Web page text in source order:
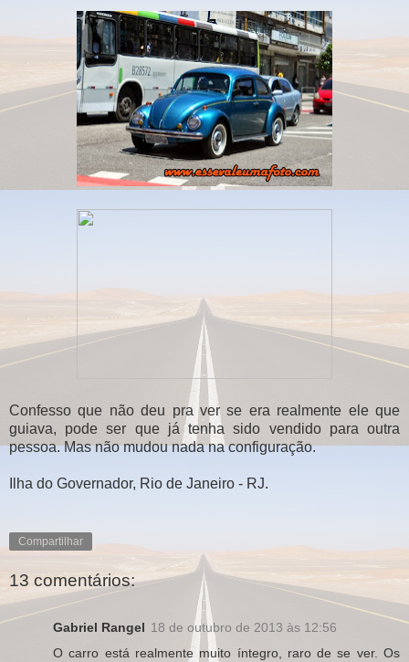
Confesso que não deu pra ver se era realmente ele que
guiava, pode ser que já tenha sido vendido para outra
pessoa. Mas não mudou nada na configuração.
Ilha do Governador, Rio de Janeiro - RJ.
Compartilhar
13 comentários:
Gabriel Rangel 18 de outubro de 2013 às 12:56
O carro está realmente muito íntegro, raro de se ver. Os